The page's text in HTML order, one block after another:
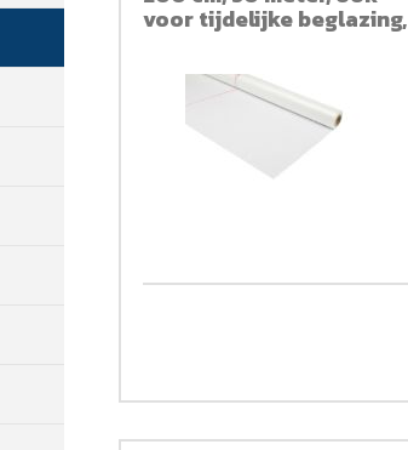
voor tijdelijke beglazing,